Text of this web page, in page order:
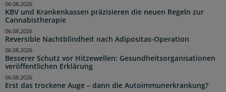
KBV und Krankenkassen präzisieren die neuen Regeln zur
Cannabistherapie
06.08.2026
Reversible Nachtblindheit nach Adipositas-Operation
06.08.2026
Besserer Schutz vor Hitzewellen: Gesundheitsorganisationen
veröffentlichen Erklärung
06.08.2026
Erst das trockene Auge – dann die Autoimmunerkrankung?
06.08.2026